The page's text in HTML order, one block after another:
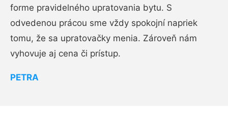
forme pravidelného upratovania bytu. S
odvedenou prácou sme vždy spokojní napriek
tomu, že sa upratovačky menia. Zároveň nám
vyhovuje aj cena či prístup.
PETRA